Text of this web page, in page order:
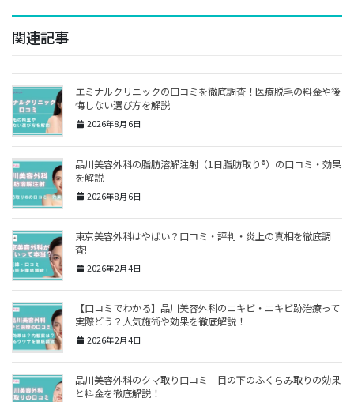
関連記事
エミナルクリニックの口コミを徹底調査！医療脱毛の料金や後
悔しない選び方を解説
2026年8月6日
品川美容外科の脂肪溶解注射（1日脂肪取り®）の口コミ・効果
を解説
2026年8月6日
東京美容外科はやばい？口コミ・評判・炎上の真相を徹底調
査!
2026年2月4日
【口コミでわかる】品川美容外科のニキビ・ニキビ跡治療って
実際どう？人気施術や効果を徹底解説！
2026年2月4日
品川美容外科のクマ取り口コミ｜目の下のふくらみ取りの効果
と料金を徹底解説！